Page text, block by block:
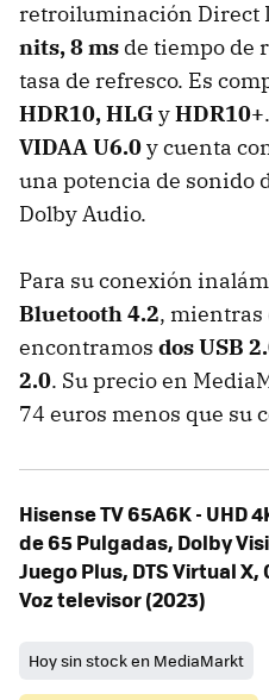
retroiluminación Direct
nits, 8 ms de tiempo de
tasa de refresco. Es
HDR10, HLGyHDR10+
VIDAA U6.0y cuenta
una potencia de sonido
Dolby Audio.
Para su conexión
Bluetooth 4.2, mientras
encontramos dos USB
2.0. Su precio en
74 euros menos que su
Hisense TV 65A6K - UHD
de 65 Pulgadas, Dolby
Juego Plus, DTS Virtual
Voz televisor (2023)
Hoy sin stock en MediaMarkt